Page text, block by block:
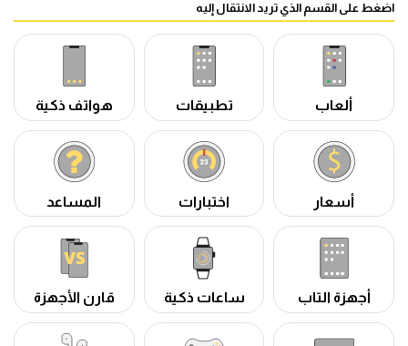
اضغط على القسم الذي تريد الانتقال إليه
ألعاب تطبيقات هواتف ذكية
أسعار اختبارات المساعد
أجهزة التاب ساعات ذكية قارن الأجهزة